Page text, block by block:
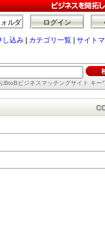
ログイン
ルダ
し込み カテゴリ一覧 サイト
BtoBビジネスマッチングサイト キー